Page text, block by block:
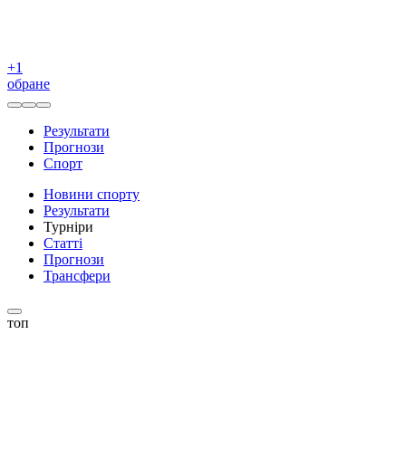
+1
обране
Результати
Прогнози
Спорт
Новини спорту
Результати
Турніри
Статті
Прогнози
Трансфери
топ